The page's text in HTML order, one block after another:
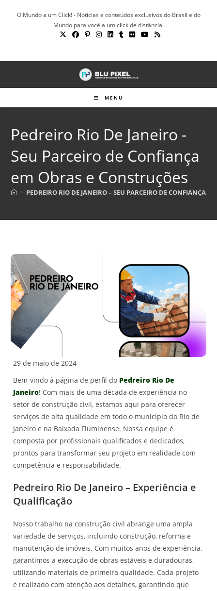
O Mundo a um Click! - Notícias e conteúdos exclusivos do Brasil e do
Mundo para você a um click de distância!
MENU
Pedreiro Rio De Janeiro -
Seu Parceiro de Confiança
em Obras e Construções
> PEDREIRO RIO DE JANEIRO – SEU PARCEIRO DE CONFIANÇA
29 de maio de 2024
Bem-vindo à página de perfil do Pedreiro Rio De
Janeiro! Com mais de uma década de experiência no
setor de construção civil, estamos aqui para oferecer
serviços de alta qualidade em todo o município do Rio de
Janeiro e na Baixada Fluminense. Nossa equipe é
composta por profissionais qualificados e dedicados,
prontos para transformar seu projeto em realidade com
competência e responsabilidade.
Pedreiro Rio De Janeiro – Experiência e
Qualificação
Nosso trabalho na construção civil abrange uma ampla
variedade de serviços, incluindo construção, reforma e
manutenção de imóveis. Com muitos anos de experiência,
garantimos a execução de obras estáveis e duradouras,
utilizando materiais de primeira qualidade. Cada projeto
é realizado com atenção aos detalhes, garantindo que